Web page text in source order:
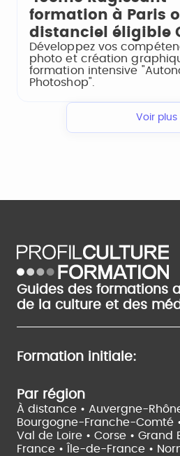
formation à Paris
distanciel éligible
Développez vos
photo et création
formation intensive
Photoshop".
Voir plus
Guides des formations
de la culture et des
Formation initiale:
Par région
À distance • Auvergne-
Bourgogne-Franche-Comté
Val de Loire • Corse • Grand
France •
Île-de-France •